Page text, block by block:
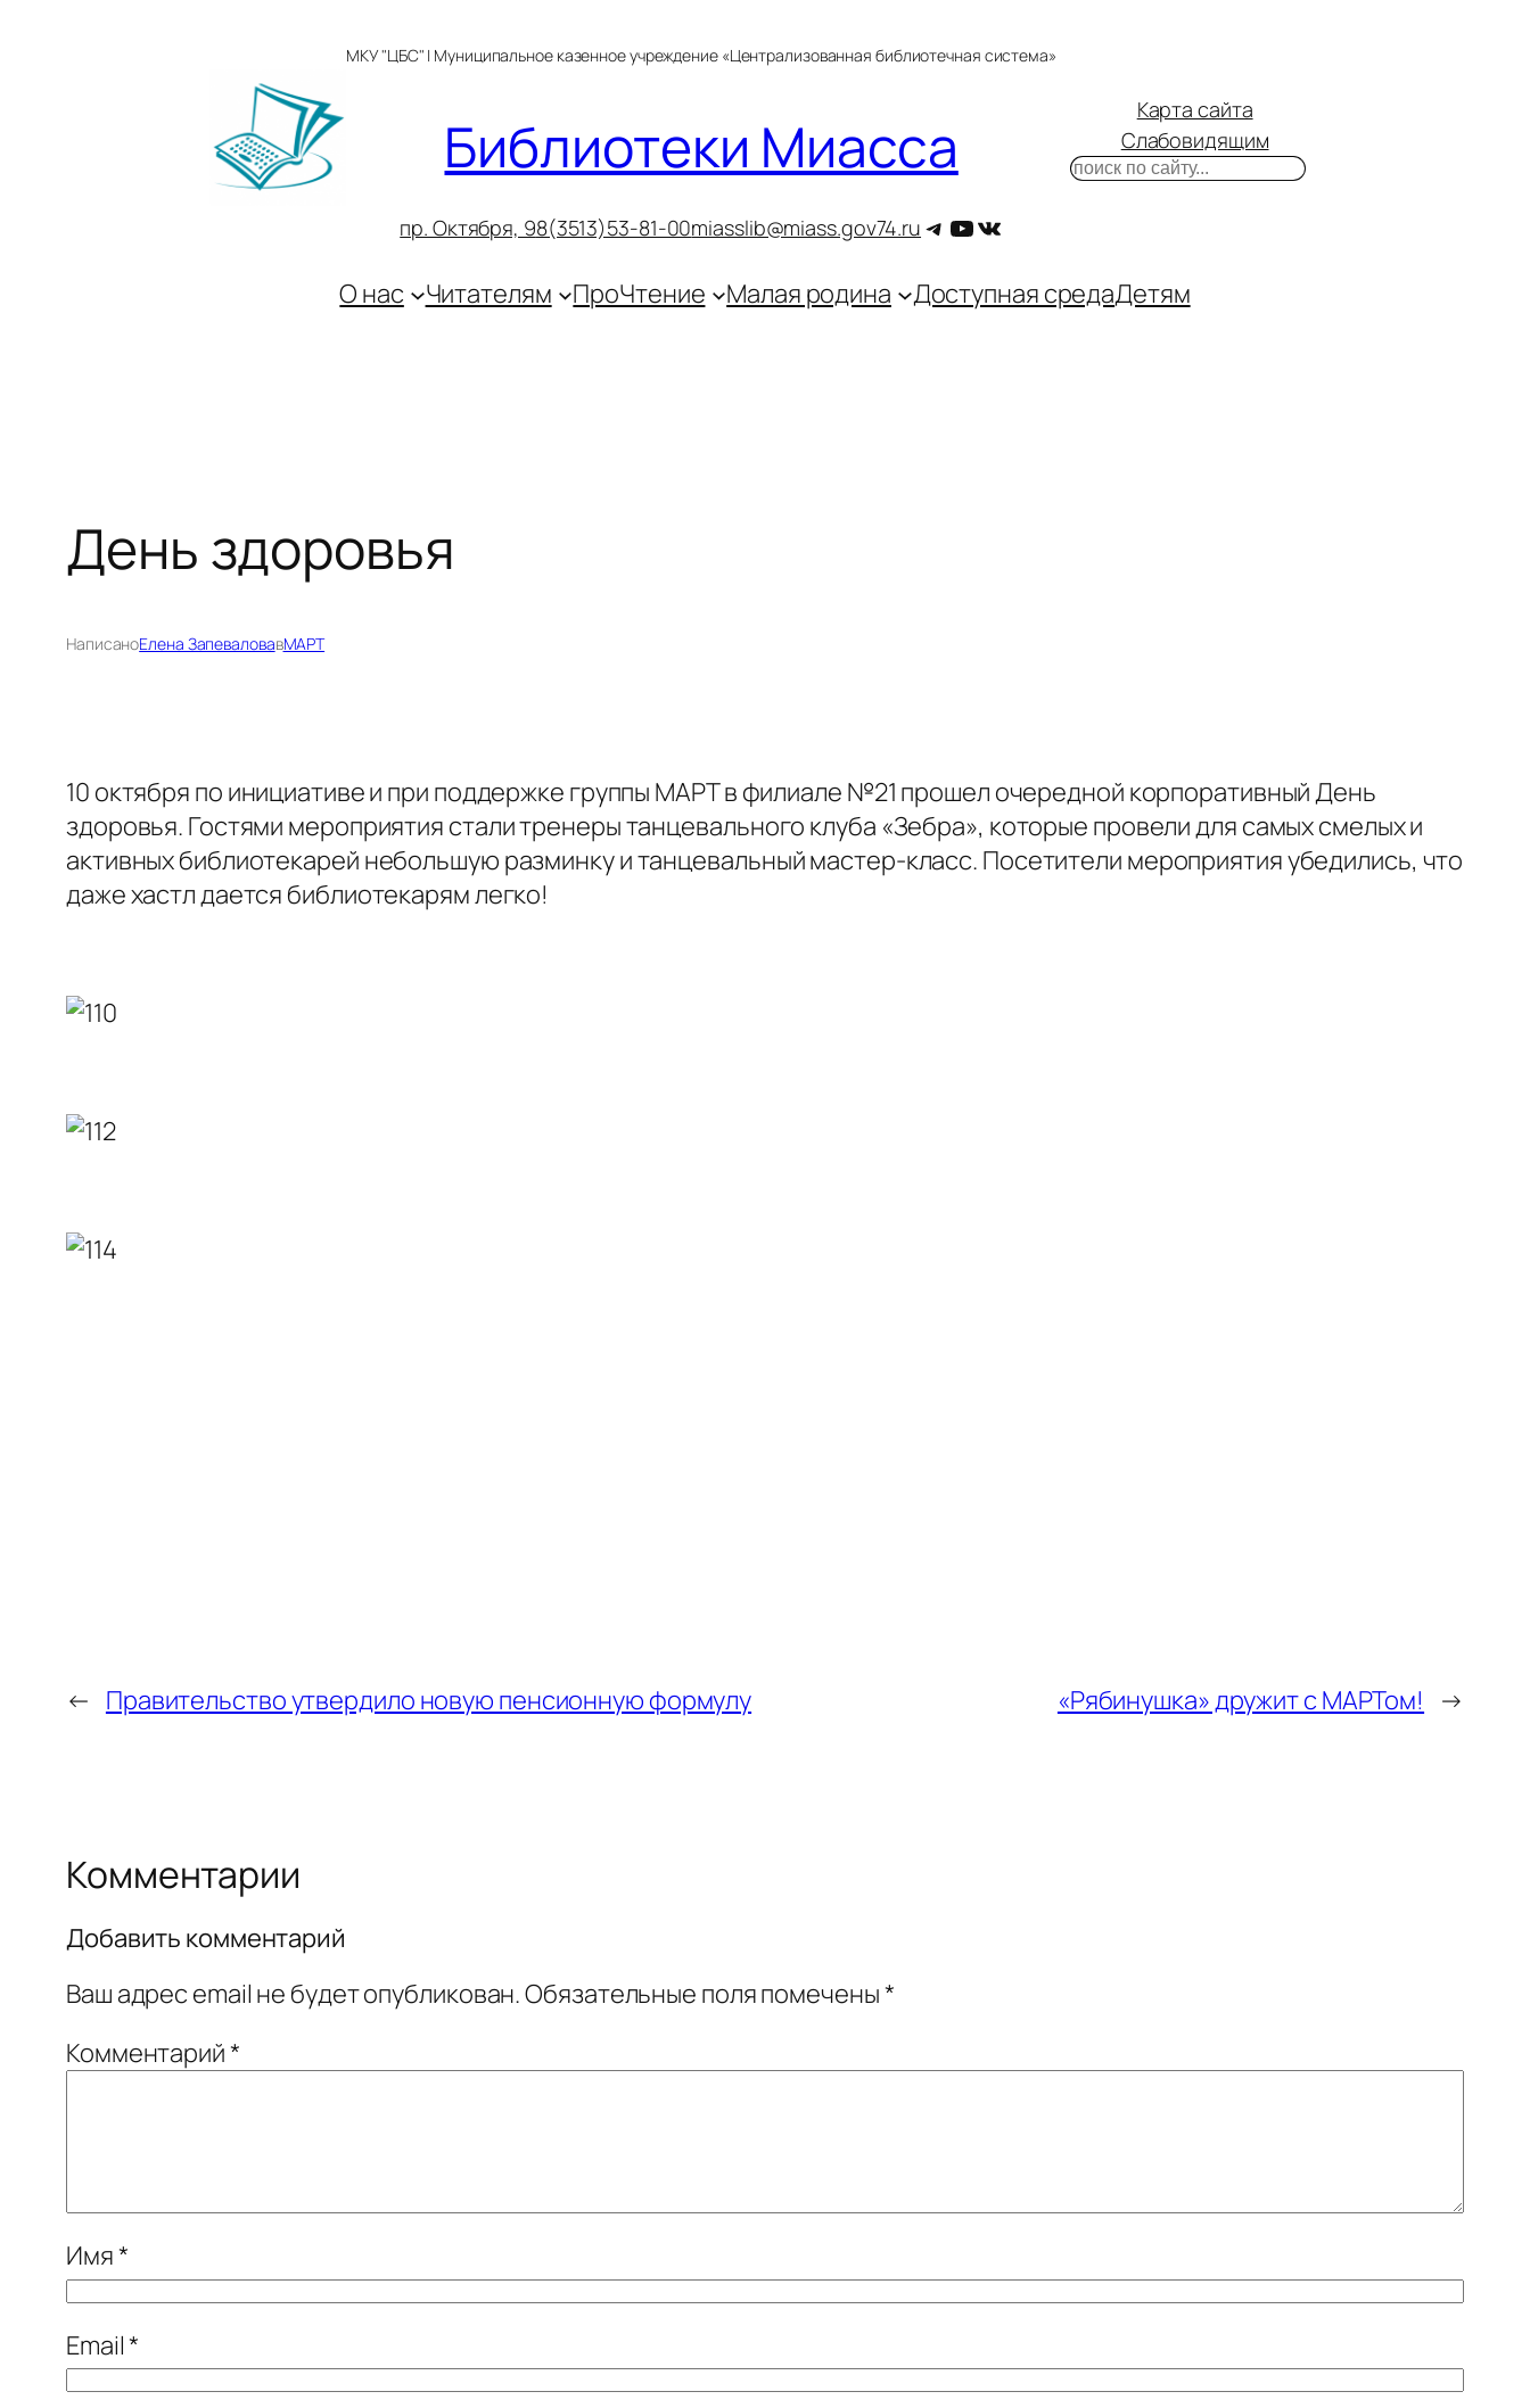
МКУ "ЦБС" | Муниципальное казенное учреждение «Централизованная библиотечная система»
Библиотеки Миасса
пр. Октября, 98(3513)53-81-00miasslib@miass.gov74.ru Telegram
YouTube
ВКонтакте
Карта сайта
Слабовидящим
Поиск
О нас Читателям ПроЧтение Малая родина Доступная средаДетям
День здоровья
НаписаноЕлена ЗапеваловавМАРТ
10 октября по инициативе и при поддержке группы МАРТ в филиале №21 прошел очередной корпоративный День
здоровья. Гостями мероприятия стали тренеры танцевального клуба «Зебра», которые провели для самых смелых и
активных библиотекарей небольшую разминку и танцевальный мастер-класс. Посетители мероприятия убедились, что
даже хастл дается библиотекарям легко!
← Правительство утвердило новую пенсионную формулу «Рябинушка» дружит с МАРТом! →
Комментарии
Добавить комментарий
Ваш адрес email не будет опубликован.Обязательные поля помечены*
Комментарий*
Имя*
Email*